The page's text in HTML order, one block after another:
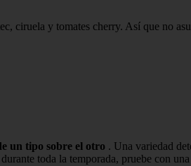
ciruela y tomates cherry. Así que no
un tipo sobre el otro . Una variedad
toda la temporada, pruebe con